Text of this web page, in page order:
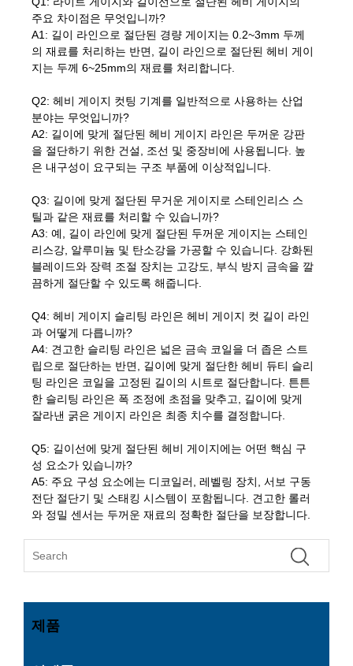
주요 차이점은 무엇입니까?
A1: 길이 라인으로 절단된 경량 게이지는 0.2~3mm 두께
의 재료를 처리하는 반면, 길이 라인으로 절단된 헤비 게이
지는 두께 6~25mm의 재료를 처리합니다.
Q2: 헤비 게이지 컷팅 기계를 일반적으로 사용하는 산업
분야는 무엇입니까?
A2: 길이에 맞게 절단된 헤비 게이지 라인은 두꺼운 강판
을 절단하기 위한 건설, 조선 및 중장비에 사용됩니다. 높
은 내구성이 요구되는 구조 부품에 이상적입니다.
Q3: 길이에 맞게 절단된 무거운 게이지로 스테인리스 스
틸과 같은 재료를 처리할 수 있습니까?
A3: 예, 길이 라인에 맞게 절단된 두꺼운 게이지는 스테인
리스강, 알루미늄 및 탄소강을 가공할 수 있습니다. 강화된
블레이드와 장력 조절 장치는 고강도, 부식 방지 금속을 깔
끔하게 절단할 수 있도록 해줍니다.
Q4: 헤비 게이지 슬리팅 라인은 헤비 게이지 컷 길이 라인
과 어떻게 다릅니까?
A4: 견고한 슬리팅 라인은 넓은 금속 코일을 더 좁은 스트
립으로 절단하는 반면, 길이에 맞게 절단한 헤비 듀티 슬리
팅 라인은 코일을 고정된 길이의 시트로 절단합니다. 튼튼
한 슬리팅 라인은 폭 조정에 초점을 맞추고, 길이에 맞게
잘라낸 굵은 게이지 라인은 최종 치수를 결정합니다.
Q5: 길이선에 맞게 절단된 헤비 게이지에는 어떤 핵심 구
성 요소가 있습니까?
A5: 주요 구성 요소에는 디코일러, 레벨링 장치, 서보 구동
전단 절단기 및 스태킹 시스템이 포함됩니다. 견고한 롤러
와 정밀 센서는 두꺼운 재료의 정확한 절단을 보장합니다.
제품